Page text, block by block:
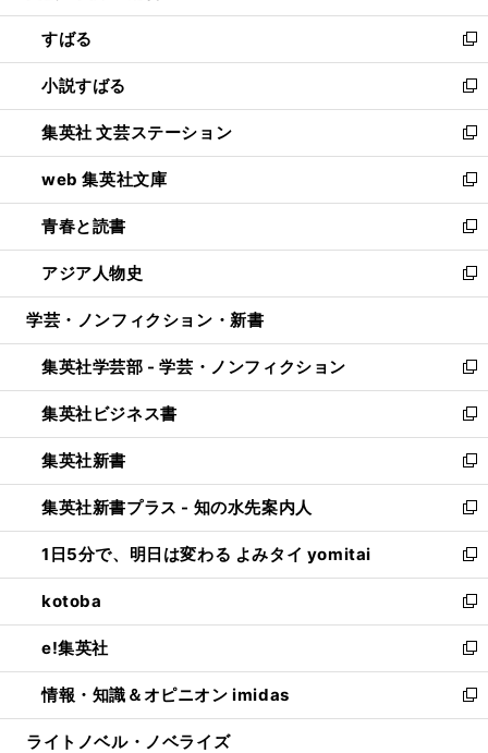
開
く
ウ
で
開
く
ン
ド
ウ
で
開
く
すばる
新
し
い
ウ
ィ
ン
ド
ウ
で
開
く
小説すばる
新
し
い
ウ
ィ
ン
ド
ウ
で
開
集英社 文芸ステーション
新
し
い
ウ
ィ
ン
ド
ウ
開
く
web 集英社文庫
新
し
い
ウ
ィ
ン
ウ
で
開
く
青春と読書
新
し
い
ウ
ン
ド
ウ
で
開
く
アジア人物史
新
し
ウ
ィ
ン
ド
ウ
で
開
く
学芸・ノンフィクション・新書
集英社学芸部 - 学芸・ノンフィクション
新
し
い
ウ
ィ
ン
ド
ウ
で
開
く
集英社ビジネス書
新
し
い
ウ
ィ
ン
ド
ウ
で
開
く
集英社新書
新
し
い
ウ
ィ
ン
ド
ウ
で
開
く
集英社新書プラス - 知の水先案内人
新
し
い
ウ
ィ
ン
ド
ウ
で
開
1日5分で、明日は変わる よみタイ yomitai
新
し
い
ウ
ィ
ン
ド
ウ
kotoba
新
し
い
ウ
ィ
ン
e!集英社
新
し
い
ウ
情報・知識＆オピニオン imidas
新
し
ライトノベル・ノベライズ